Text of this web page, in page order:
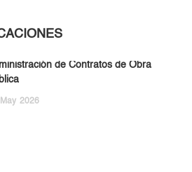
de Contratos de Obra
May 2026